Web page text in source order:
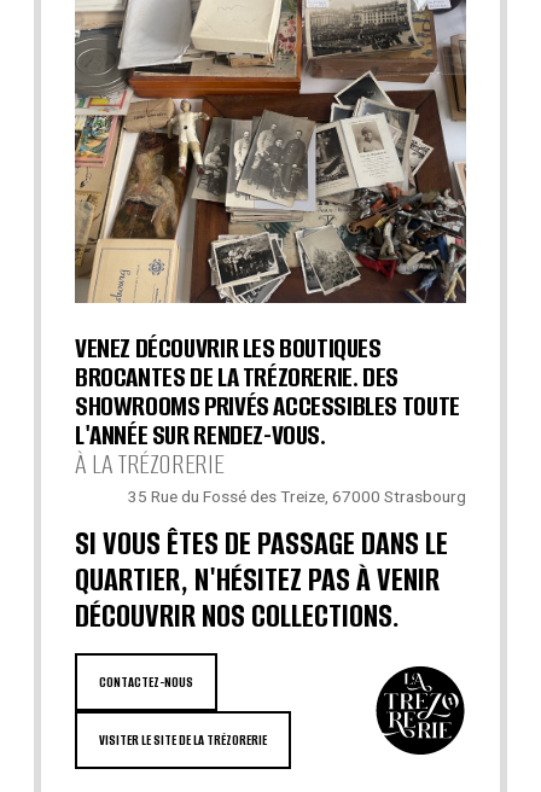
VENEZ DÉCOUVRIR LES BOUTIQUES
BROCANTES DE LA TRÉZORERIE. DES
SHOWROOMS PRIVÉS ACCESSIBLES TOUTE
L'ANNÉE SUR RENDEZ-VOUS.
À LA TRÉZORERIE
35 Rue du Fossé des Treize, 67000 Strasbourg
SI VOUS ÊTES DE PASSAGE DANS LE
QUARTIER, N'HÉSITEZ PAS À VENIR
DÉCOUVRIR NOS COLLECTIONS.
CONTACTEZ-NOUS
VISITER LE SITE DE LA TRÉZORERIE